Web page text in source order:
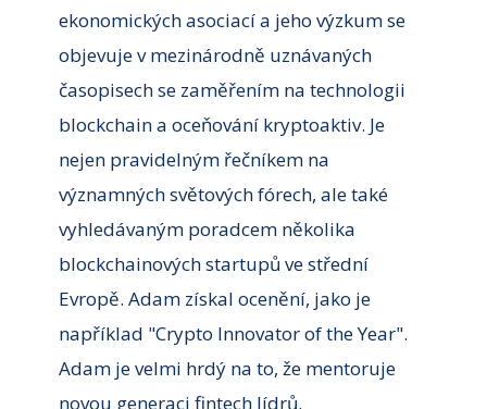
ekonomických asociací a jeho výzkum se
objevuje v mezinárodně uznávaných
časopisech se zaměřením na technologii
blockchain a oceňování kryptoaktiv. Je
nejen pravidelným řečníkem na
významných světových fórech, ale také
vyhledávaným poradcem několika
blockchainových startupů ve střední
Evropě. Adam získal ocenění, jako je
například "Crypto Innovator of the Year".
Adam je velmi hrdý na to, že mentoruje
novou generaci fintech lídrů.